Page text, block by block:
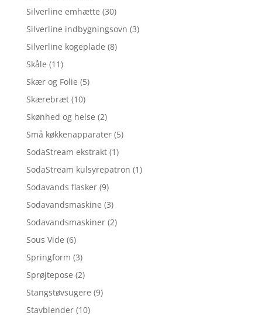
Silverline emhætte (30)
Silverline indbygningsovn (3)
Silverline kogeplade (8)
Skåle (11)
Skær og Folie (5)
Skærebræt (10)
Skønhed og helse (2)
Små køkkenapparater (5)
SodaStream ekstrakt (1)
SodaStream kulsyrepatron (1)
Sodavands flasker (9)
Sodavandsmaskine (3)
Sodavandsmaskiner (2)
Sous Vide (6)
Springform (3)
Sprøjtepose (2)
Stangstøvsugere (9)
Stavblender (10)